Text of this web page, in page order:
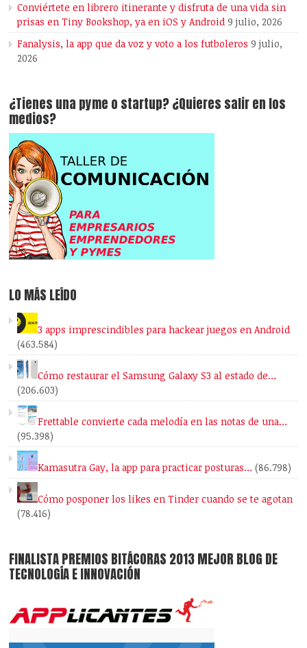
Conviértete en librero itinerante y disfruta de una vida sin
prisas en Tiny Bookshop, ya en iOS y Android 9 julio, 2026
Fanalysis, la app que da voz y voto a los futboleros 9 julio,
2026
¿Tienes una pyme o startup? ¿Quieres salir en los
medios?
LO MÁS LEÍDO
3 apps imprescindibles para hackear juegos en Android
(463.584)
Cómo restaurar el Samsung Galaxy S3 al estado de…
(206.603)
Frettable convierte cada melodía en las notas de una…
(95.398)
Kamasutra Gay, la app para practicar posturas… (86.798)
Cómo posponer los likes en Tinder cuando se te agotan
(78.416)
FINALISTA PREMIOS BITÁCORAS 2013 MEJOR BLOG DE
TECNOLOGÍA E INNOVACIÓN